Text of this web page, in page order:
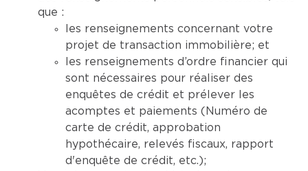
que :
les renseignements concernant votre
projet de transaction immobilière; et
les renseignements d’ordre financier qui
sont nécessaires pour réaliser des
enquêtes de crédit et prélever les
acomptes et paiements (Numéro de
carte de crédit, approbation
hypothécaire, relevés fiscaux, rapport
d'enquête de crédit, etc.);